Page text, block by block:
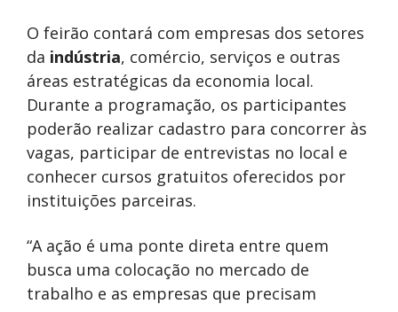
O feirão contará com empresas dos setores
da indústria, comércio, serviços e outras
áreas estratégicas da economia local.
Durante a programação, os participantes
poderão realizar cadastro para concorrer às
vagas, participar de entrevistas no local e
conhecer cursos gratuitos oferecidos por
instituições parceiras.
“A ação é uma ponte direta entre quem
busca uma colocação no mercado de
trabalho e as empresas que precisam